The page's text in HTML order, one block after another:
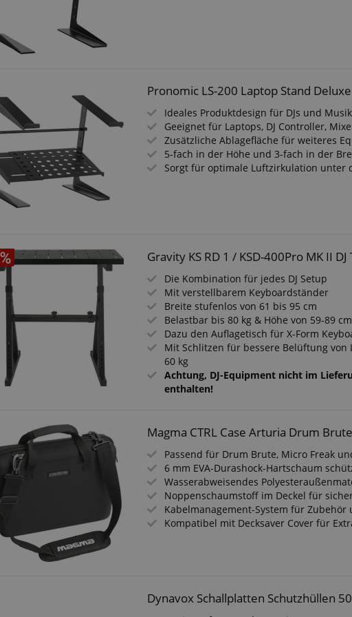
Pronomic LS-200 Laptop Stand Deluxe
Ideales Produktdesign für DJs und
Geeignet für Laptops, DJ Controller,
Zusätzliche Ablagefläche für weiteres
5-fach in der Höhe und 3-fach in der
Sorgt für optimale Luftzirkulation unter
Gravity KS RD 1 / KSD-400Pro MK II DJ
Die Kombination für jedes DJ Setup
Mit verstellbarem Keyboardständer
Breite stufenlos von 61 bis 95 cm
Belastbar bis 80 kg & Höhe von 59-89
Dazu den Auflagetisch für X-Form
Mit Schlitzen für bessere Belüftung von
60 kg
Achtung, DJ-Equipment nicht im
enthalten!
Magma CTRL Case Arturia Drum Brute
Passend für Drum Brute, Micro Freak
6 mm EVA-Durashock-Hartschaum
Wasserabweisendes
Noppenschaumstoff im Deckel für
Kabelmanagement-System für Zubehör
Kompatibel mit Decksaver Cover für
Dynavox Schallplatten Schutzhüllen
www.kirstein.at
1 Stunde
Google-Datenschutzerklärung